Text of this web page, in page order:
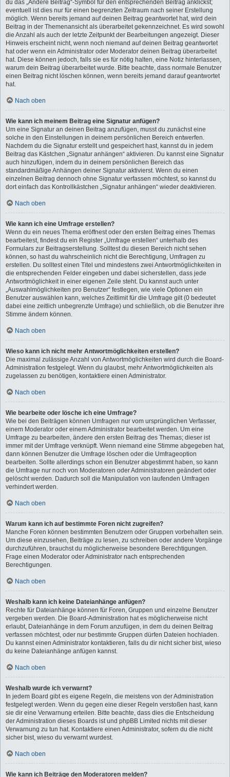
du das „Ändere Beitrag“-Symbol für den entsprechenden Beitrag anklickst;
eventuell ist dies nur für einen begrenzten Zeitraum nach seiner Erstellung
möglich. Wenn bereits jemand auf deinen Beitrag geantwortet hat, wird dein
Beitrag in der Themenansicht als überarbeitet gekennzeichnet. Es wird sowohl
die Anzahl als auch der letzte Zeitpunkt der Bearbeitungen angezeigt. Dieser
Hinweis erscheint nicht, wenn noch niemand auf deinen Beitrag geantwortet
hat oder wenn ein Administrator oder Moderator deinen Beitrag überarbeitet
hat. Diese können jedoch, falls sie es für nötig halten, eine Notiz hinterlassen,
warum dein Beitrag überarbeitet wurde. Bitte beachte, dass normale Benutzer
einen Beitrag nicht löschen können, wenn bereits jemand darauf geantwortet
hat.
Nach oben
Wie kann ich meinem Beitrag eine Signatur anfügen?
Um eine Signatur an deinen Beitrag anzufügen, musst du zunächst eine
solche in den Einstellungen in deinem persönlichen Bereich entwerfen.
Nachdem du die Signatur erstellt und gespeichert hast, kannst du in jedem
Beitrag das Kästchen „Signatur anhängen“ aktivieren. Du kannst eine Signatur
auch hinzufügen, indem du in deinem persönlichen Bereich das
standardmäßige Anhängen deiner Signatur aktivierst. Wenn du einen
einzelnen Beitrag dennoch ohne Signatur verfassen möchtest, so kannst du
dort einfach das Kontrollkästchen „Signatur anhängen“ wieder deaktivieren.
Nach oben
Wie kann ich eine Umfrage erstellen?
Wenn du ein neues Thema eröffnest oder den ersten Beitrag eines Themas
bearbeitest, findest du ein Register „Umfrage erstellen“ unterhalb des
Formulars zur Beitragserstellung. Solltest du diesen Bereich nicht sehen
können, so hast du wahrscheinlich nicht die Berechtigung, Umfragen zu
erstellen. Du solltest einen Titel und mindestens zwei Antwortmöglichkeiten in
die entsprechenden Felder eingeben und dabei sicherstellen, dass jede
Antwortmöglichkeit in einer eigenen Zeile steht. Du kannst auch unter
„Auswahlmöglichkeiten pro Benutzer“ festlegen, wie viele Optionen ein
Benutzer auswählen kann, welches Zeitlimit für die Umfrage gilt (0 bedeutet
dabei eine zeitlich unbegrenzte Umfrage) und schließlich, ob die Benutzer ihre
Stimme ändern können.
Nach oben
Wieso kann ich nicht mehr Antwortmöglichkeiten erstellen?
Die maximal zulässige Anzahl von Antwortmöglichkeiten wird durch die Board-
Administration festgelegt. Wenn du glaubst, mehr Antwortmöglichkeiten als
zugelassen zu benötigen, kontaktiere einen Administrator.
Nach oben
Wie bearbeite oder lösche ich eine Umfrage?
Wie bei den Beiträgen können Umfragen nur vom ursprünglichen Verfasser,
einem Moderator oder einem Administrator bearbeitet werden. Um eine
Umfrage zu bearbeiten, ändere den ersten Beitrag des Themas; dieser ist
immer mit der Umfrage verknüpft. Wenn niemand eine Stimme abgegeben hat,
dann können Benutzer die Umfrage löschen oder die Umfrageoption
bearbeiten. Sollte allerdings schon ein Benutzer abgestimmt haben, so kann
die Umfrage nur noch von Moderatoren oder Administratoren geändert oder
gelöscht werden. Dadurch soll die Manipulation von laufenden Umfragen
verhindert werden.
Nach oben
Warum kann ich auf bestimmte Foren nicht zugreifen?
Manche Foren können bestimmten Benutzern oder Gruppen vorbehalten sein.
Um diese einzusehen, Beiträge zu lesen, zu schreiben oder andere Vorgänge
durchzuführen, brauchst du möglicherweise besondere Berechtigungen.
Frage einen Moderator oder Administrator nach entsprechenden
Berechtigungen.
Nach oben
Weshalb kann ich keine Dateianhänge anfügen?
Rechte für Dateianhänge können für Foren, Gruppen und einzelne Benutzer
vergeben werden. Die Board-Administration hat es möglicherweise nicht
erlaubt, Dateianhänge in dem Forum anzufügen, in dem du deinen Beitrag
verfassen möchtest, oder nur bestimmte Gruppen dürfen Dateien hochladen.
Du kannst einen Administrator kontaktieren, falls du dir nicht sicher bist, wieso
du keine Dateianhänge anfügen kannst.
Nach oben
Weshalb wurde ich verwarnt?
In jedem Board gibt es eigene Regeln, die meistens von der Administration
festgelegt werden. Wenn du gegen eine dieser Regeln verstoßen hast, kann
sie dir eine Verwarnung erteilen. Bitte beachte, dass dies die Entscheidung
der Administration dieses Boards ist und phpBB Limited nichts mit dieser
Verwarnung zu tun hat. Kontaktiere einen Administrator, sofern du die nicht
sicher bist, wieso du verwarnt wurdest.
Nach oben
Wie kann ich Beiträge den Moderatoren melden?